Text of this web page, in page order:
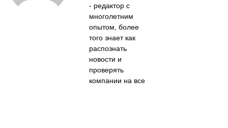
- редактор с
многолетним
опытом, более
того знает как
распознать
новости и
проверять
компании на все